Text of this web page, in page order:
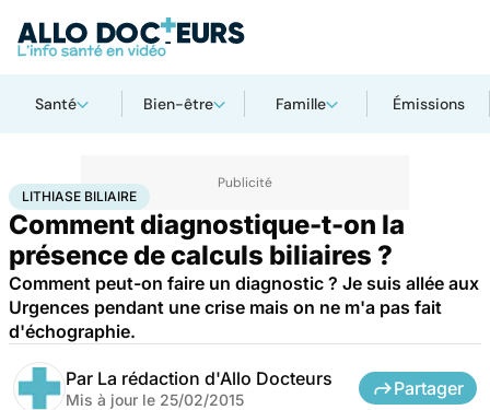
Santé Bien-être Famille Émissions
AccueilSanté Lithiase biliaire
LITHIASE BILIAIRE
Comment diagnostique-t-on la
présence de calculs biliaires ?
Comment peut-on faire un diagnostic ? Je suis allée aux
Urgences pendant une crise mais on ne m'a pas fait
d'échographie.
Par La rédaction d'Allo Docteurs
Mis à jour le 25/02/2015
Partager